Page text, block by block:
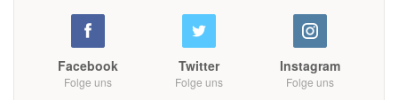
Facebook
Folge uns
Twitter
Folge uns
Instagram
Folge uns